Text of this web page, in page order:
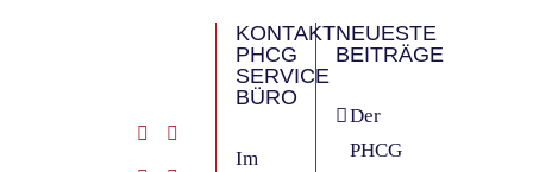
KONTAKT
PHCG
SERVICE
BÜRO
Im
NEUESTE
BEITRÄGE
Der
PHCG